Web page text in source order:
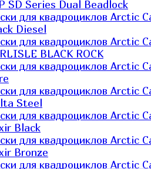
SD Series Dual Beadlock
для квадроциклов Arctic
Diesel
для квадроциклов Arctic
BLACK ROCK
для квадроциклов Arctic
для квадроциклов Arctic
Steel
для квадроциклов Arctic
Black
для квадроциклов Arctic
Bronze
для квадроциклов Arctic